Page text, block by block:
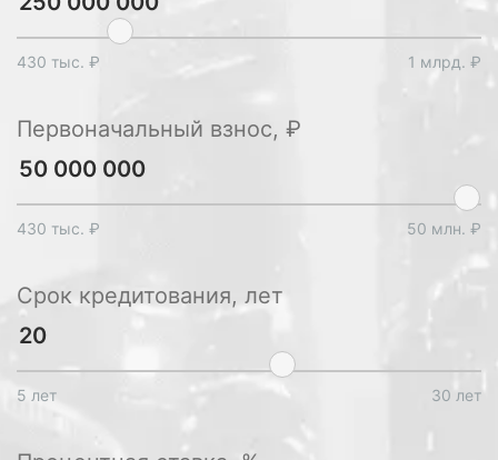
430 тыс. ₽ 1 млрд. ₽
Первоначальный взнос, ₽
430 тыс. ₽ 50 млн. ₽
Срок кредитования, лет
5 лет 30 лет